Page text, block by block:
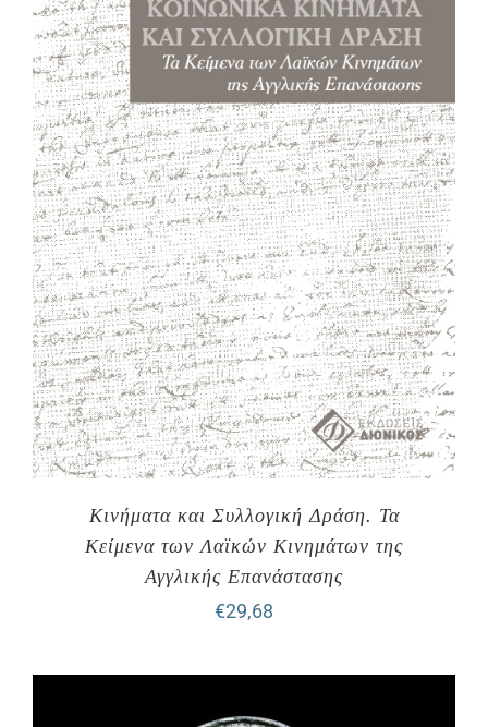
Κινήματα και Συλλογική Δράση. Τα
Κείμενα των Λαϊκών Κινημάτων της
Αγγλικής Επανάστασης
€29,68